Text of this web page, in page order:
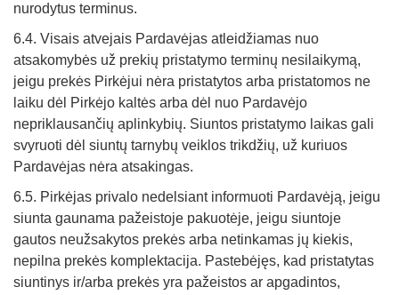
nurodytus terminus.
6.4. Visais atvejais Pardavėjas atleidžiamas nuo
atsakomybės už prekių pristatymo terminų nesilaikymą,
jeigu prekės Pirkėjui nėra pristatytos arba pristatomos ne
laiku dėl Pirkėjo kaltės arba dėl nuo Pardavėjo
nepriklausančių aplinkybių. Siuntos pristatymo laikas gali
svyruoti dėl siuntų tarnybų veiklos trikdžių, už kuriuos
Pardavėjas nėra atsakingas.
6.5. Pirkėjas privalo nedelsiant informuoti Pardavėją, jeigu
siunta gaunama pažeistoje pakuotėje, jeigu siuntoje
gautos neužsakytos prekės arba netinkamas jų kiekis,
nepilna prekės komplektacija. Pastebėjęs, kad pristatytas
siuntinys ir/arba prekės yra pažeistos ar apgadintos,